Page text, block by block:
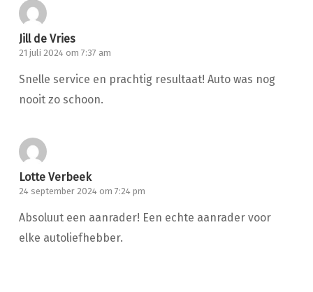
Jill de Vries
21 juli 2024 om 7:37 am
Snelle service en prachtig resultaat! Auto was nog
nooit zo schoon.
Lotte Verbeek
24 september 2024 om 7:24 pm
Absoluut een aanrader! Een echte aanrader voor
elke autoliefhebber.